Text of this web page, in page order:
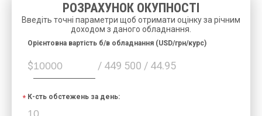
РОЗРАХУНОК ОКУПНОСТІ
Введіть точні параметри щоб отримати оцінку за річним
доходом з даного обладнання.
$ / 449 500 / 44.95
Орієнтовна вартість б/в обладнання (USD/грн/курс)
К-сть обстежень за день: